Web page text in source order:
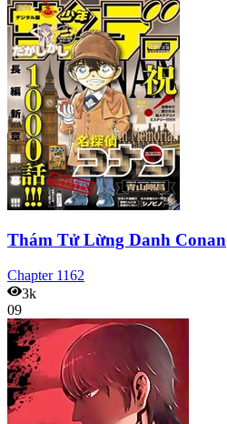
Thám Tử Lừng Danh Conan
Chapter 1162
3k
09